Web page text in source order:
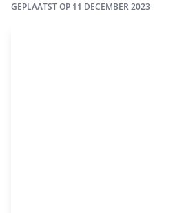
GEPLAATST OP 11 DECEMBER 2023